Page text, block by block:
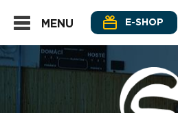
MENU E-SHOP